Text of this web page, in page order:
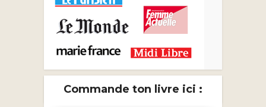
Commande ton livre ici :